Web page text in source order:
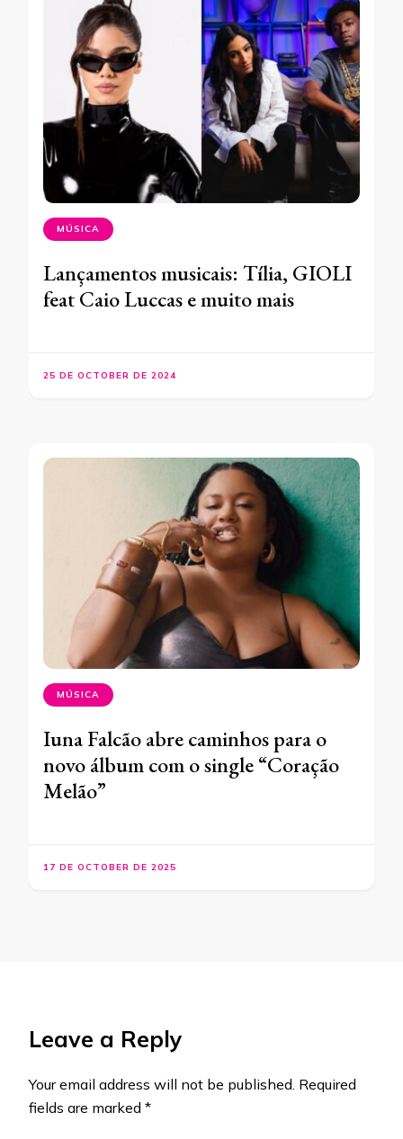
MÚSICA
Lançamentos musicais: Tília, GIOLI
feat Caio Luccas e muito mais
25 DE OCTOBER DE 2024
MÚSICA
Iuna Falcão abre caminhos para o
novo álbum com o single “Coração
Melão”
17 DE OCTOBER DE 2025
Leave a Reply
Your email address will not be published. Required
fields are marked *